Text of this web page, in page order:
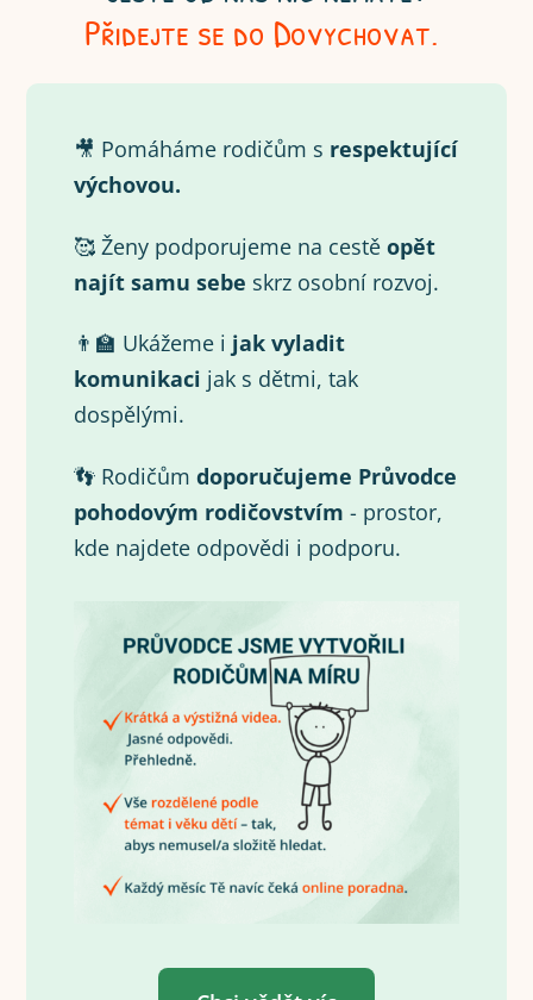
Přidejte se do Dovychovat.
🎥 Pomáháme rodičům s respektující
výchovou.
🥰 Ženy podporujeme na cestěopět
najít samu sebe skrz osobní rozvoj.
👨‍🏫 Ukážeme i jak vyladit
komunikaci jak s dětmi, tak
dospělými.
👣 Rodičůmdoporučujeme Průvodce
pohodovým rodičovstvím - prostor,
kde najdete odpovědi i podporu.